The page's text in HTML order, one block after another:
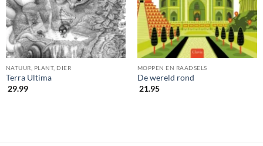
NATUUR, PLANT, DIER
Terra Ultima
29.99
MOPPEN EN RAADSELS
De wereld rond
21.95